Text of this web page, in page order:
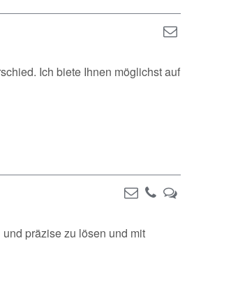
Ich biete Ihnen möglichst auf
präzise zu lösen und mit